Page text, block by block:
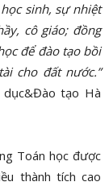
sinh, sự nhiệt
cô giáo; đồng
để đào tạo bồi
cho đất nước.”
dục&Đào tạo Hà
Toán học được
thành tích cao